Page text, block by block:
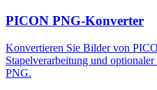
PICON PNG-Konverter
Konvertieren Sie Bilder von
Stapelverarbeitung und
PNG.